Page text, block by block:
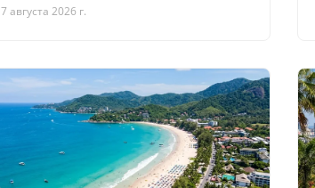
7 августа 2026 г.